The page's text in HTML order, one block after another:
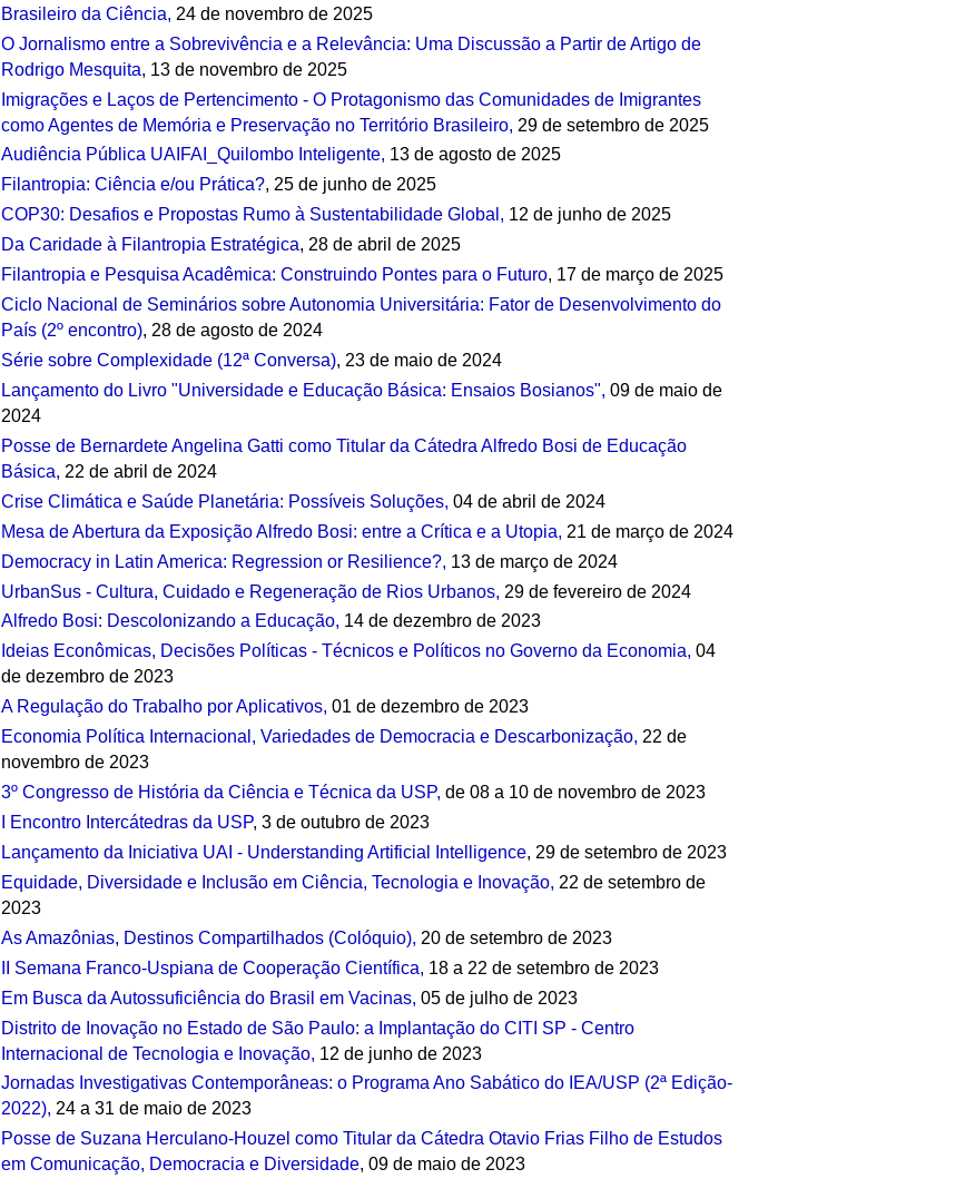
Brasileiro da Ciência, 24 de novembro de 2025
O Jornalismo entre a Sobrevivência e a Relevância: Uma Discussão a Partir de Artigo de
Rodrigo Mesquita, 13 de novembro de 2025
Imigrações e Laços de Pertencimento - O Protagonismo das Comunidades de Imigrantes
como Agentes de Memória e Preservação no Território Brasileiro, 29 de setembro de 2025
Audiência Pública UAIFAI_Quilombo Inteligente, 13 de agosto de 2025
Filantropia: Ciência e/ou Prática?, 25 de junho de 2025
COP30: Desafios e Propostas Rumo à Sustentabilidade Global, 12 de junho de 2025
Da Caridade à Filantropia Estratégica, 28 de abril de 2025
Filantropia e Pesquisa Acadêmica: Construindo Pontes para o Futuro, 17 de março de 2025
Ciclo Nacional de Seminários sobre Autonomia Universitária: Fator de Desenvolvimento do
País (2º encontro), 28 de agosto de 2024
Série sobre Complexidade (12ª Conversa), 23 de maio de 2024
Lançamento do Livro "Universidade e Educação Básica: Ensaios Bosianos", 09 de maio de
2024
Posse de Bernardete Angelina Gatti como Titular da Cátedra Alfredo Bosi de Educação
Básica, 22 de abril de 2024
Crise Climática e Saúde Planetária: Possíveis Soluções, 04 de abril de 2024
Mesa de Abertura da Exposição Alfredo Bosi: entre a Crítica e a Utopia, 21 de março de 2024
Democracy in Latin America: Regression or Resilience?, 13 de março de 2024
UrbanSus - Cultura, Cuidado e Regeneração de Rios Urbanos, 29 de fevereiro de 2024
Alfredo Bosi: Descolonizando a Educação, 14 de dezembro de 2023
Ideias Econômicas, Decisões Políticas - Técnicos e Políticos no Governo da Economia, 04
de dezembro de 2023
A Regulação do Trabalho por Aplicativos, 01 de dezembro de 2023
Economia Política Internacional, Variedades de Democracia e Descarbonização, 22 de
novembro de 2023
3º Congresso de História da Ciência e Técnica da USP, de 08 a 10 de novembro de 2023
I Encontro Intercátedras da USP, 3 de outubro de 2023
Lançamento da Iniciativa UAI - Understanding Artificial Intelligence, 29 de setembro de 2023
Equidade, Diversidade e Inclusão em Ciência, Tecnologia e Inovação, 22 de setembro de
2023
As Amazônias, Destinos Compartilhados (Colóquio), 20 de setembro de 2023
II Semana Franco-Uspiana de Cooperação Científica, 18 a 22 de setembro de 2023
Em Busca da Autossuficiência do Brasil em Vacinas, 05 de julho de 2023
Distrito de Inovação no Estado de São Paulo: a Implantação do CITI SP - Centro
Internacional de Tecnologia e Inovação, 12 de junho de 2023
Jornadas Investigativas Contemporâneas: o Programa Ano Sabático do IEA/USP (2ª Edição-
2022), 24 a 31 de maio de 2023
Posse de Suzana Herculano-Houzel como Titular da Cátedra Otavio Frias Filho de Estudos
em Comunicação, Democracia e Diversidade, 09 de maio de 2023